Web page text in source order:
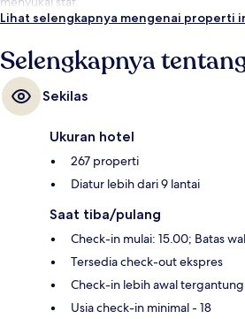
Lihat selengkapnya mengenai properti
Selengkapnya
Sekilas
Ukuran hotel
267 properti
Diatur lebih dari 9 lantai
Saat tiba/pulang
Check-in mulai: 15.00; Batas
Tersedia check-out ekspres
Check-in lebih awal
Usia check-in minimal - 18